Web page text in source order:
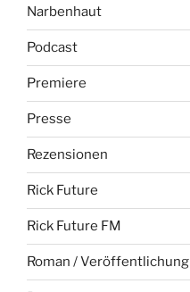
Narbenhaut
Podcast
Premiere
Presse
Rezensionen
Rick Future
Rick Future FM
Roman / Veröffentlichung